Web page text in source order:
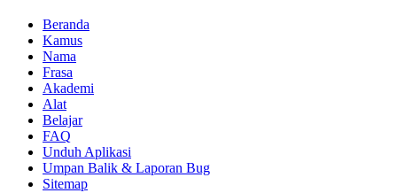
Beranda
Kamus
Nama
Frasa
Akademi
Alat
Belajar
FAQ
Unduh Aplikasi
Umpan Balik & Laporan Bug
Sitemap